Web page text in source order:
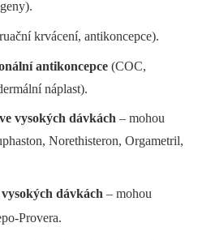
krvácení, antikoncepce).
antikoncepce(COC,
náplast).
vysokých dávkách –⁠ mohou
Norethisteron, Orgametril,
dávkách –⁠ mohou
Provera.